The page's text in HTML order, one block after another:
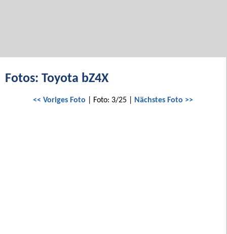
Fotos: Toyota bZ4X
<< Voriges Foto | Foto: 3/25 | Nächstes Foto >>